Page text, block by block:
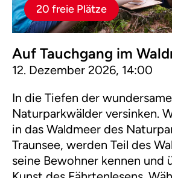
20 freie Plätze
Auf Tauchgang im
12. Dezember 2026, 14:00
In die Tiefen der
Naturparkwälder versinken.
in das Waldmeer des
Traunsee, werden Teil des
seine Bewohner kennen und